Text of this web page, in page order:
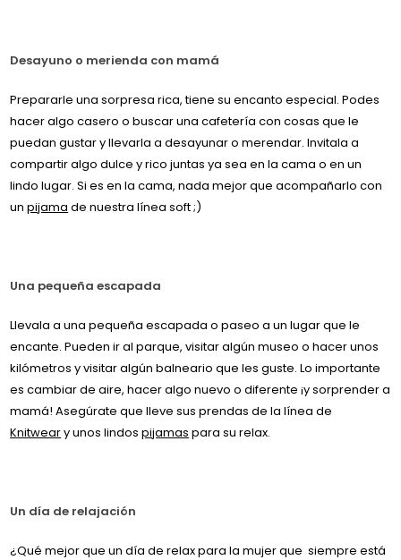
Desayuno o merienda con mamá
Prepararle una sorpresa rica, tiene su encanto especial. Podes
hacer algo casero o buscar una cafetería con cosas que le
puedan gustar y llevarla a desayunar o merendar. Invitala a
compartir algo dulce y rico juntas ya sea en la cama o en un
lindo lugar. Si es en la cama, nada mejor que acompañarlo con
unpijama de nuestra línea soft ;)
Una pequeña escapada
Llevala a una pequeña escapada o paseo a un lugar que le
encante. Pueden ir al parque, visitar algún museo o hacer unos
kilómetros y visitar algún balneario que les guste. Lo importante
es cambiar de aire, hacer algo nuevo o diferente ¡y sorprender a
mamá! Asegúrate que lleve sus prendas de la línea de
Knitweary unos lindospijamas para su relax.
Un día de relajación
¿Qué mejor que un día de relax para la mujer que siempre está